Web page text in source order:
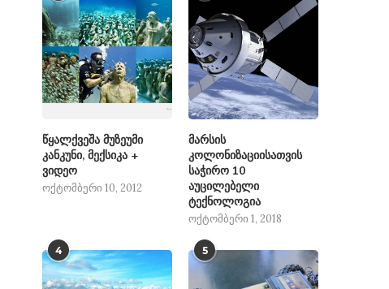
წყალქვეშა მუზეუმი
კანკუნი, მექსიკა +
ვიდეო
ოქტომბერი 10, 2012
მარსის
კოლონიზაციისათვის
საჭირო 10
აუცილებელი
ტექნოლოგია
ოქტომბერი 1, 2018
4 5